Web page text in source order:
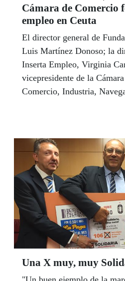
Cámara de Comercio
empleo en Ceuta
El director general de
Luis Martínez Donoso; la
Inserta Empleo, Virginia
vicepresidente de la
Comercio, Industria,
autónoma.
Una X muy, muy